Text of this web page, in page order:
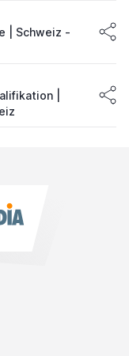
| Schweiz -
|